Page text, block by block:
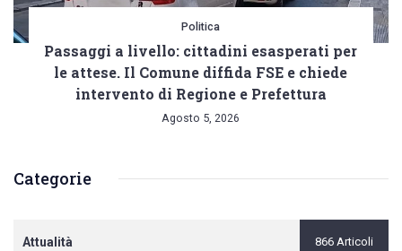
Politica
Passaggi a livello: cittadini esasperati per
le attese. Il Comune diffida FSE e chiede
intervento di Regione e Prefettura
Agosto 5, 2026
Categorie
Attualità 866 Articoli